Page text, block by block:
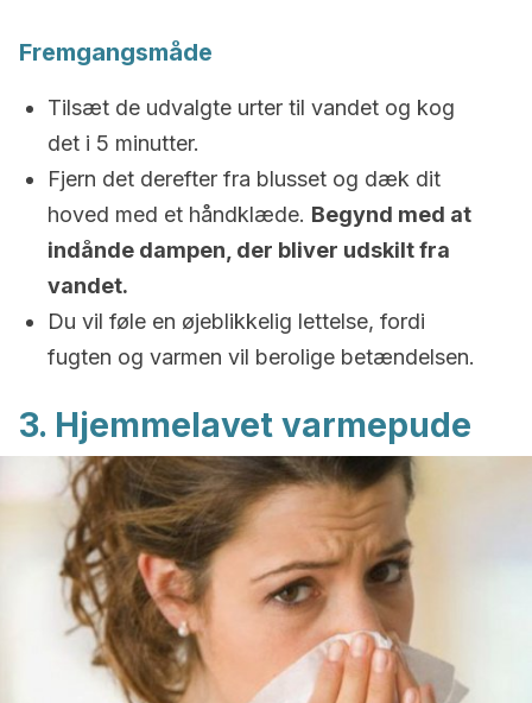
Fremgangsmåde
Tilsæt de udvalgte urter til vandet og kog
det i 5 minutter.
Fjern det derefter fra blusset og dæk dit
hoved med et håndklæde. Begynd med at
indånde dampen, der bliver udskilt fra
vandet.
Du vil føle en øjeblikkelig lettelse, fordi
fugten og varmen vil berolige betændelsen.
3. Hjemmelavet varmepude